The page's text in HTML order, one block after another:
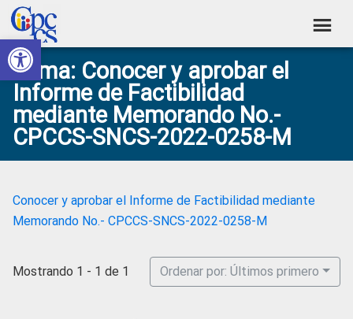
Abrir barra de herramientas
Skip
to
primary
navigation
Skip
to
main
content
Skip
to
primary
sidebar
Skip
to
footer
Consejo
de
Participación
Ciudadana
y
Social
Construyendo
Poder
Ciudadano
Tema: Conocer y aprobar el
Informe de Factibilidad
mediante Memorando No.-
CPCCS-SNCS-2022-0258-M
Conocer y aprobar el Informe de Factibilidad mediante
Memorando No.- CPCCS-SNCS-2022-0258-M
Mostrando 1 - 1 de 1 Ordenar por: Últimos primero